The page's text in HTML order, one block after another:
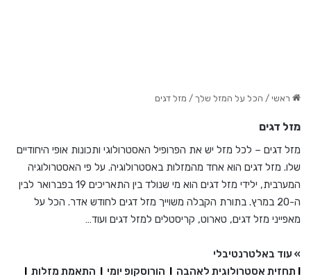
ראשי / הכל על המזל שלך / מזל דגים
מזל דגים
מזל דגים – לכל מזל יש את הפרופיל האסטרולוגי ותכונות אופי היחודיים
שלו. מזל דגים הוא אחד מהמזלות באסטרולוגיה. על פי האסטרולוגיה
המערבית, ילידי מזל דגים הוא מי שנולד בין התאריכים 19 בפברואר לבין
ה-20 במרץ. בתורת הקבלה משוייך מזל דגים לחודש אדר. הכל על
מאפייני מזל דגים, טארוט, קריסטלים למזל דגים ועוד…
» עוד באלטרנטיבלי
I תחזית אסטרולוגית לאהבה I הורוסקופ יומי I התאמת מזלות I